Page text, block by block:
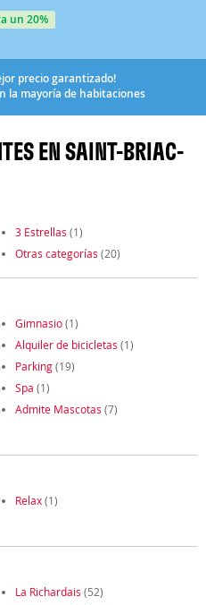
un 20%
precio garantizado!
la mayoría de habitaciones
EN SAINT-BRIAC-
3 Estrellas (1)
Otras categorías (20)
Gimnasio(1)
Alquiler de bicicletas (1)
Parking(19)
Spa (1)
Admite Mascotas (7)
Relax(1)
La Richardais (52)